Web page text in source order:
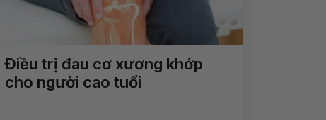
Điều trị đau cơ xương khớp
cho người cao tuổi